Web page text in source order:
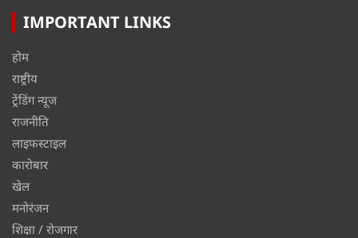
IMPORTANT LINKS
होम
राष्ट्रीय
ट्रेंडिंग न्यूज
राजनीति
लाइफस्टाइल
कारोबार
खेल
मनोरंजन
शिक्षा / रोजगार